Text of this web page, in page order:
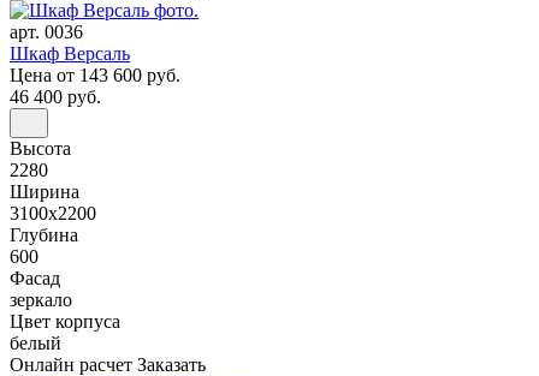
арт. 0036
Шкаф Версаль
Цена от 143 600 руб.
46 400 руб.
Высота
2280
Ширина
3100x2200
Глубина
600
Фасад
зеркало
Цвет корпуса
белый
Онлайн расчет Заказать